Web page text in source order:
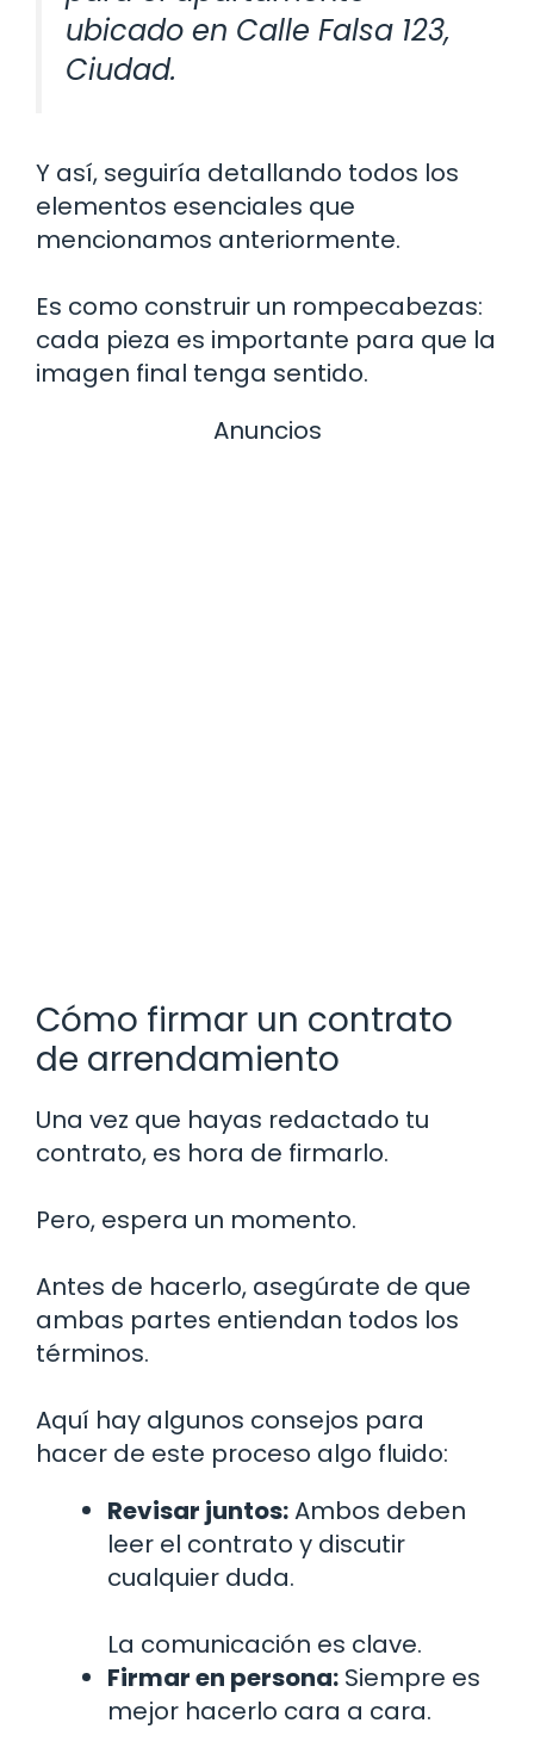
ubicado en Calle Falsa 123,
Ciudad.
Y así, seguiría detallando todos los
elementos esenciales que
mencionamos anteriormente.
Es como construir un rompecabezas:
cada pieza es importante para que la
imagen final tenga sentido.
Anuncios
Cómo firmar un contrato
de arrendamiento
Una vez que hayas redactado tu
contrato, es hora de firmarlo.
Pero, espera un momento.
Antes de hacerlo, asegúrate de que
ambas partes entiendan todos los
términos.
Aquí hay algunos consejos para
hacer de este proceso algo fluido:
Revisar juntos:Ambos deben
leer el contrato y discutir
cualquier duda.
La comunicación es clave.
Firmar en persona: Siempre es
mejor hacerlo cara a cara.